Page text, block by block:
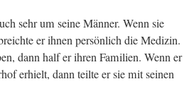
sehr um seine Männer. Wenn sie
er ihnen persönlich die Medizin.
dann half er ihren Familien. Wenn er
erhielt, dann teilte er sie mit seinen